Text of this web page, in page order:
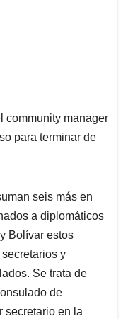
community manager
para terminar de
seis más en
a diplomáticos
Bolívar estos
y
Se trata de
de
secretario en la